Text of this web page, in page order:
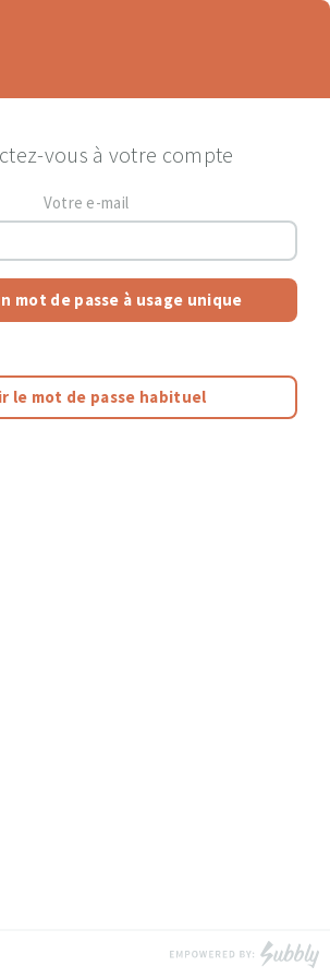
vous à votre compte
Votre e-mail
mot de passe à usage unique
le mot de passe habituel